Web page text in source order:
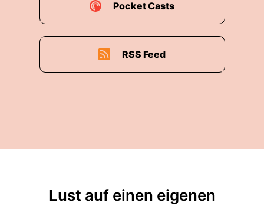
Pocket Casts
RSS Feed
Lust auf einen eigenen